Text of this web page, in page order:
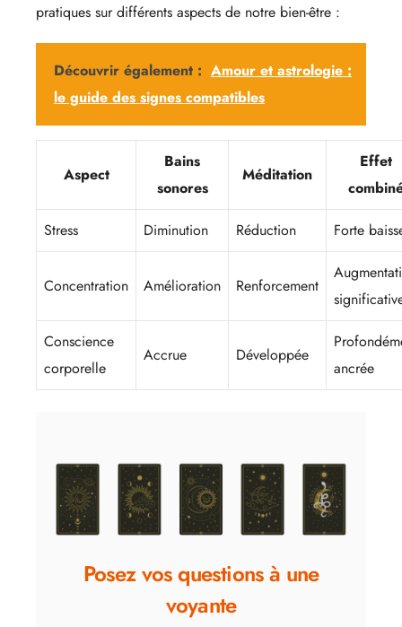
pratiques sur différents aspects de notre bien-être :
Découvrir également : Amour et astrologie :
le guide des signes compatibles
Aspect
Bains
sonores
Méditation
Effet
Stress Diminution Réduction Forte
Concentration Amélioration Renforcement
Conscience
corporelle
Accrue Développée
ancrée
Posez vos questions à une
voyante